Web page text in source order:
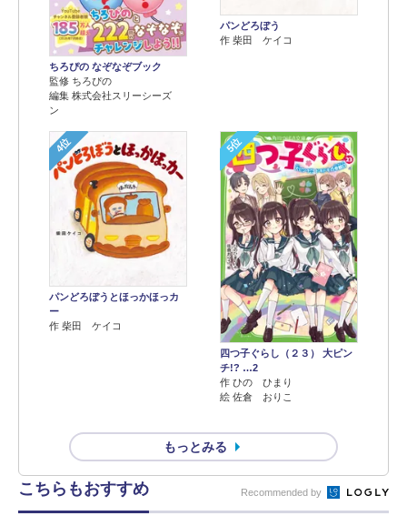
ちろぴの なぞなぞブック
監修 ちろぴの
編集 株式会社スリーシーズ
ン
パンどろぼう
作 柴田 ケイコ
4位
パンどろぼうとほっかほっカ
ー
作 柴田 ケイコ
5位
四つ子ぐらし（２３） 大ピン
チ!? …2
作 ひの ひまり
絵 佐倉 おりこ
もっとみる
こちらもおすすめ Recommended by